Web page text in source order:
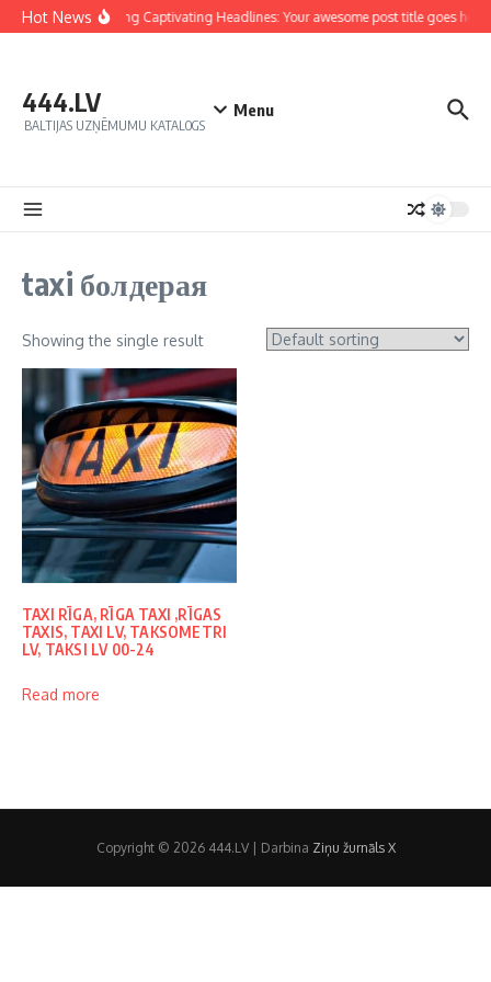
Hot NewsCrafting Captivating Headlines: Your awesome post title goes here
444.LV
BALTIJAS UZŅĒMUMU KATALOGS
Menu
taxi болдерая
Showing the single result
TAXI RĪGA, RĪGA TAXI ,RĪGAS
TAXIS, TAXI LV, TAKSOMETRI
LV, TAKSI LV 00-24
Read more
Copyright © 2026 444.LV | Darbina Ziņu žurnāls X